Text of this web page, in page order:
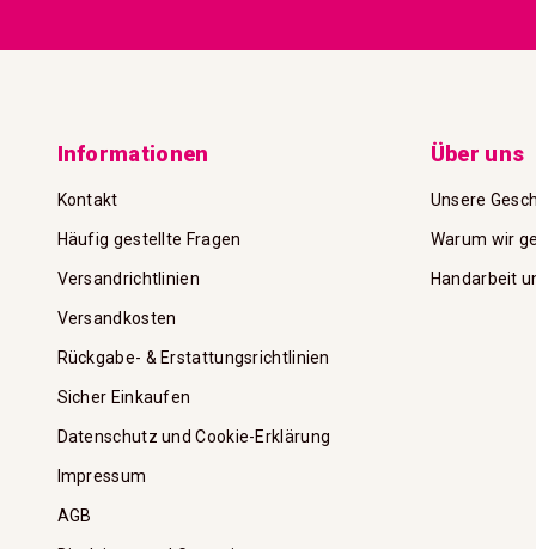
Informationen
Kontakt
Häufig gestellte Fragen
Versandrichtlinien
Versandkosten
Rückgabe- & Erstattungsrichtlinien
Sicher Einkaufen
Datenschutz und Cookie-Erklärung
Impressum
AGB
Über uns
Unsere
Warum wir
Handarbeit